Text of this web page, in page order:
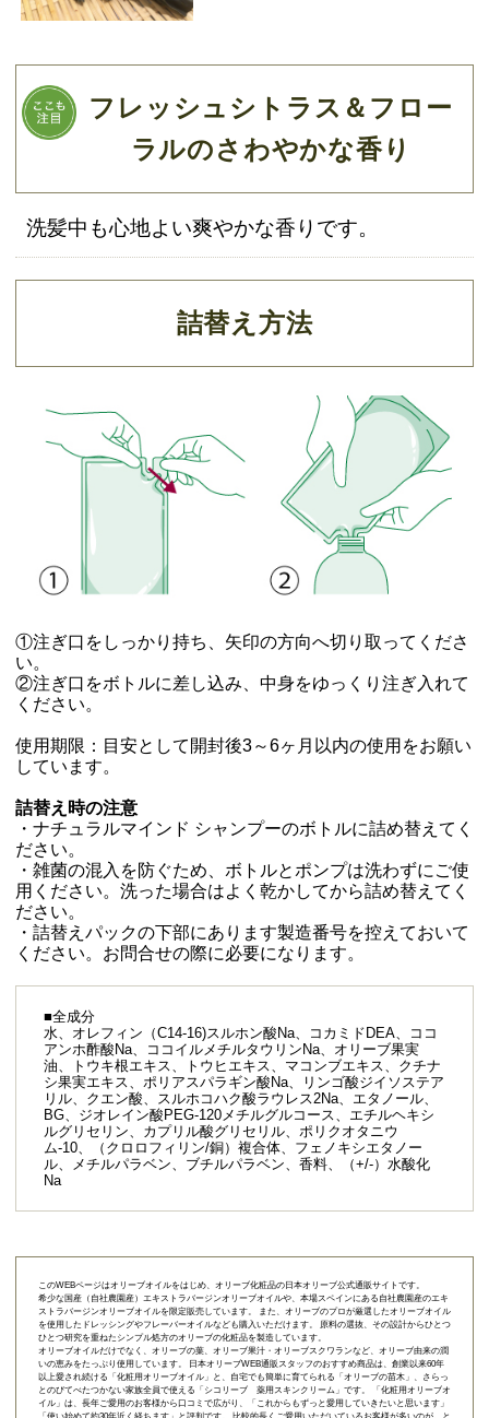
フレッシュシトラス＆フロー
ラルのさわやかな香り
洗髪中も心地よい爽やかな香りです。
詰替え方法
①注ぎ口をしっかり持ち、矢印の方向へ切り取ってくださ
い。
②注ぎ口をボトルに差し込み、中身をゆっくり注ぎ入れて
ください。
使用期限：目安として開封後3～6ヶ月以内の使用をお願い
しています。
詰替え時の注意
・ナチュラルマインド シャンプーのボトルに詰め替えてく
ださい。
・雑菌の混入を防ぐため、ボトルとポンプは洗わずにご使
用ください。洗った場合はよく乾かしてから詰め替えてく
ださい。
・詰替えパックの下部にあります製造番号を控えておいて
ください。お問合せの際に必要になります。
■全成分
水、オレフィン（C14-16)スルホン酸Na、コカミドDEA、ココ
アンホ酢酸Na、ココイルメチルタウリンNa、オリーブ果実
油、トウキ根エキス、トウヒエキス、マコンブエキス、クチナ
シ果実エキス、ポリアスパラギン酸Na、リンゴ酸ジイソステア
リル、クエン酸、スルホコハク酸ラウレス2Na、エタノール、
BG、ジオレイン酸PEG-120メチルグルコース、エチルヘキシ
ルグリセリン、カプリル酸グリセリル、ポリクオタニウ
ム-10、（クロロフィリン/銅）複合体、フェノキシエタノー
ル、メチルパラベン、ブチルパラベン、香料、（+/-）水酸化
Na
このWEBページはオリーブオイルをはじめ、オリーブ化粧品の日本オリーブ公式通販サイトです。
希少な国産（自社農園産）エキストラバージンオリーブオイルや、本場スペインにある自社農園産のエキ
ストラバージンオリーブオイルを限定販売しています。 また、オリーブのプロが厳選したオリーブオイル
を使用したドレッシングやフレーバーオイルなども購入いただけます。 原料の選抜、その設計からひとつ
ひとつ研究を重ねたシンプル処方のオリーブの化粧品を製造しています。
オリーブオイルだけでなく、オリーブの葉、オリーブ果汁・オリーブスクワランなど、オリーブ由来の潤
いの恵みをたっぷり使用しています。 日本オリーブWEB通販スタッフのおすすめ商品は、創業以来60年
以上愛され続ける「化粧用オリーブオイル 」と、自宅でも簡単に育てられる「オリーブの苗木 」、さらっ
とのびてべたつかない家族全員で使える「 シコリーブ 薬用スキンクリーム 」です。 「化粧用オリーブオ
イル」は、長年ご愛用のお客様から口コミで広がり、「これからもずっと愛用していきたいと思います」
「使い始めて約30年近く経ちます」と評判です。 比較的長くご愛用いただいているお客様が多いのが、と